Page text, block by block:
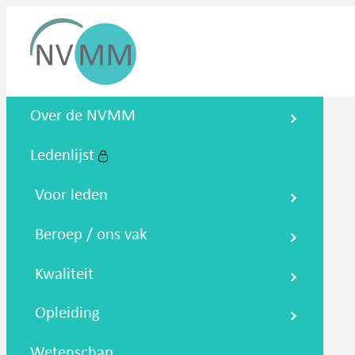
Nederlandse Vereniging voor
Over de NVMM
Ledenlijst
Voor leden
Beroep / ons vak
Kwaliteit
Opleiding